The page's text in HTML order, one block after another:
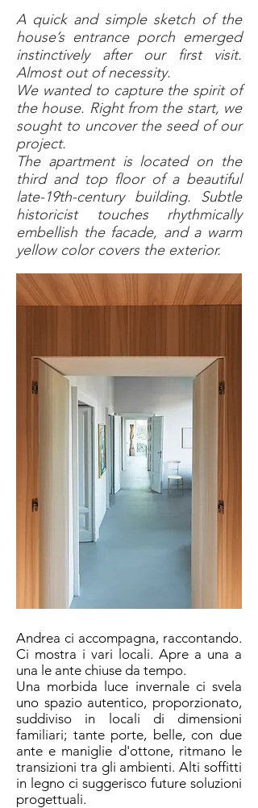
A quick and simple sketch of the
house’s entrance porch emerged
instinctively after our first visit.
Almost out of necessity.
We wanted to capture the spirit of
the house. Right from the start, we
sought to uncover the seed of our
project.
The apartment is located on the
third and top floor of a beautiful
late-19th-century building. Subtle
historicist touches rhythmically
embellish the facade, and a warm
yellow color covers the exterior.
Andrea ci accompagna, raccontando.
Ci mostra i vari locali. Apre a una a
una le ante chiuse da tempo.
Una morbida luce invernale ci svela
uno spazio autentico, proporzionato,
suddiviso in locali di dimensioni
familiari; tante porte, belle, con due
ante e maniglie d'ottone, ritmano le
transizioni tra gli ambienti. Alti soffitti
in legno ci suggerisco future soluzioni
progettuali.